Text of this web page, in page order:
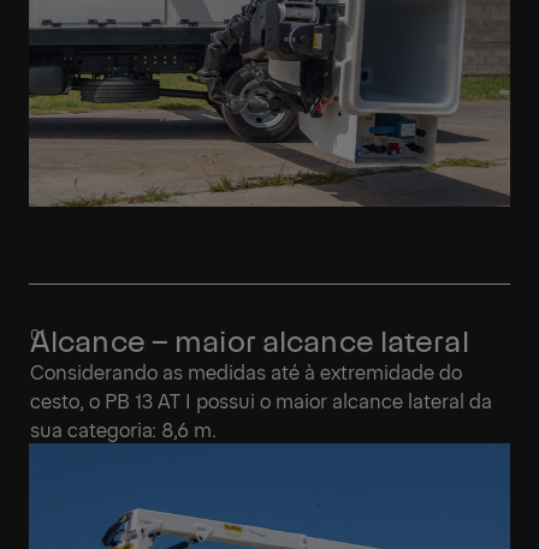
Alcance – maior alcance lateral
Considerando as medidas até à extremidade do
cesto, o PB 13 AT I possui o maior alcance lateral da
sua categoria: 8,6 m.